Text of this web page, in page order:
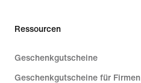
Ressourcen
Geschenkgutscheine
Geschenkgutscheine für Firmen